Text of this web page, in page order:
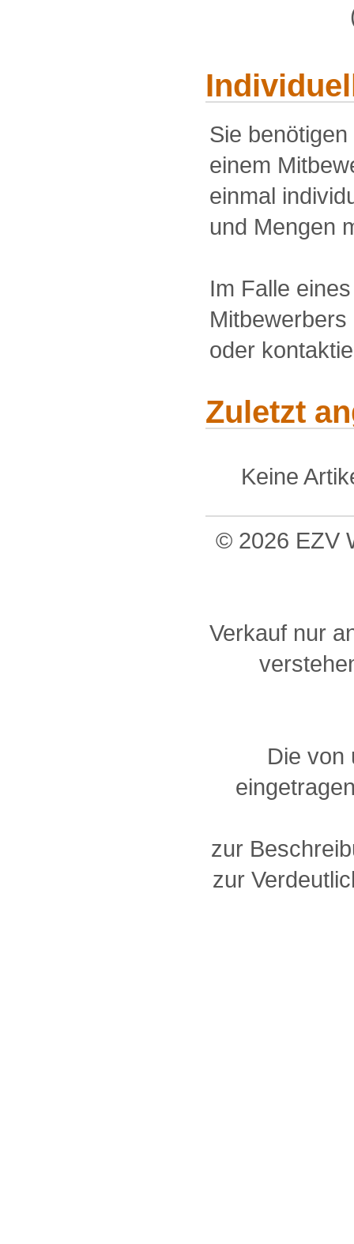
Sie
einem
einmal
und Mengen
Im Falle
oder
Zuletzt
Keine
© 2026 EZV
Verkauf nur
Die von
zur
zur